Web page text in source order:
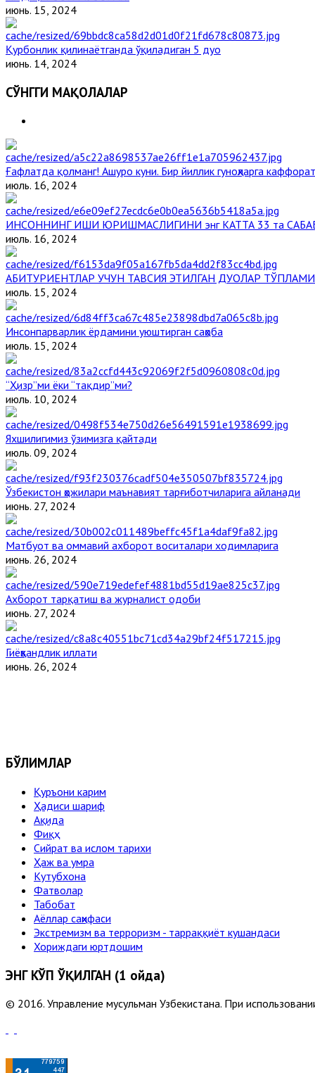
июнь. 15, 2024
Қурбонлик қилинаётганда ўқиладиган 5 дуо
июнь. 14, 2024
СЎНГГИ МАҚОЛАЛАР
Ғафлатда қолманг! Ашуро куни. Бир йиллик гуноҳларга
июль. 16, 2024
ИНСОННИНГ ИШИ ЮРИШМАСЛИГИНИ энг КАТТА 33 та
июль. 16, 2024
АБИТУРИЕНТЛАР УЧУН ТАВСИЯ ЭТИЛГАН ДУОЛАР ТЎПЛАМИ
июль. 15, 2024
Инсонпарварлик ёрдамини уюштирган саҳоба
июль. 15, 2024
“Ҳизр”ми ёки “тақдир”ми?
июль. 10, 2024
Яхшилигимиз ўзимизга қайтади
июль. 09, 2024
Ўзбекистон ҳожилари маънавият тарғиботчиларига айланади
июнь. 27, 2024
Матбуот ва оммавий ахборот воситалари ходимларига
июнь. 26, 2024
Ахборот тарқатиш ва журналист одоби
июнь. 27, 2024
Гиёҳвандлик иллати
июнь. 26, 2024
БЎЛИМЛАР
Қуръони карим
Ҳадиси шариф
Ақида
Фиқҳ
Сийрат ва ислом тарихи
Ҳаж ва умра
Кутубхона
Фатволар
Табобат
Аёллар саҳифаси
Экстремизм ва терроризм - тарраққиёт кушандаси
Хориждаги юртдошим
ЭНГ КЎП ЎҚИЛГАН (1 ойда)
© 2016. Управление мусульман Узбекистана. При